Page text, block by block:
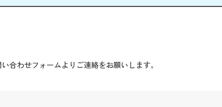
合わせフォームよりご連絡をお願いします。